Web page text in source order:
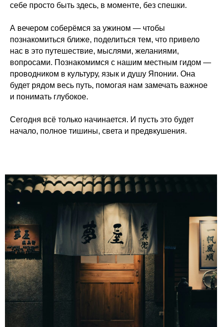
себе просто быть здесь, в моменте, без спешки.
А вечером соберёмся за ужином — чтобы
познакомиться ближе, поделиться тем, что привело
нас в это путешествие, мыслями, желаниями,
вопросами. Познакомимся с нашим местным гидом —
проводником в культуру, язык и душу Японии. Она
будет рядом весь путь, помогая нам замечать важное
и понимать глубокое.
Сегодня всё только начинается. И пусть это будет
начало, полное тишины, света и предвкушения.